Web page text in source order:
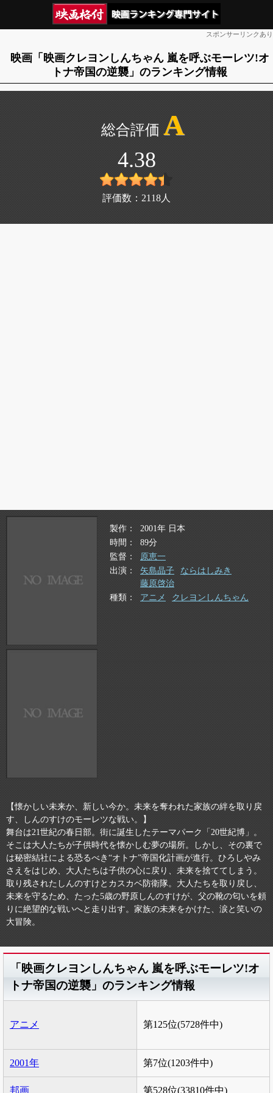
スポンサーリンクあり
映画「映画クレヨンしんちゃん 嵐を呼ぶモーレツ!オ
トナ帝国の逆襲」のランキング情報
A
4.38
評価数： 2118 人
製作
2001年 日本
時間
89分
監督
原恵一
出演
矢島晶子
ならはしみき
藤原啓治
種類
アニメ クレヨンしんちゃん
【懐かしい未来か、新しい今か。未来を奪われた家族の絆を取り戻
す、しんのすけのモーレツな戦い。】
舞台は21世紀の春日部。街に誕生したテーマパーク「20世紀博」。
そこは大人たちが子供時代を懐かしむ夢の場所。しかし、その裏で
は秘密結社による恐るべき“オトナ”帝国化計画が進行。ひろしやみ
さえをはじめ、大人たちは子供の心に戻り、未来を捨ててしまう。
取り残されたしんのすけとカスカベ防衛隊。大人たちを取り戻し、
未来を守るため、たった5歳の野原しんのすけが、父の靴の匂いを頼
りに絶望的な戦いへと走り出す。家族の未来をかけた、涙と笑いの
大冒険。
「映画クレヨンしんちゃん 嵐を呼ぶモーレツ!オ
トナ帝国の逆襲」のランキング情報
アニメ 第125位(5728件中)
2001年 第7位(1203件中)
邦画 第528位(33810件中)